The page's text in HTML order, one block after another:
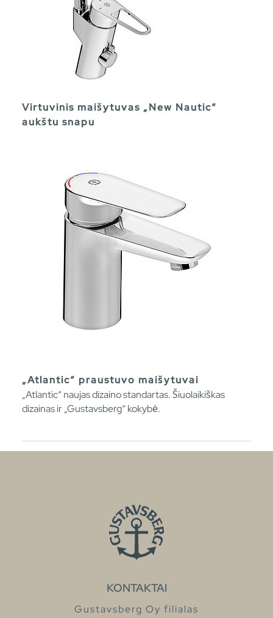
Virtuvinis maišytuvas „New Nautic“
aukštu snapu
„Atlantic“ praustuvo maišytuvai
„Atlantic“ naujas dizaino standartas. Šiuolaikiškas
dizainas ir „Gustavsberg“ kokybė.
KONTAKTAI
Gustavsberg Oy filialas